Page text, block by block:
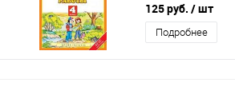
125 руб. / шт
Подробнее